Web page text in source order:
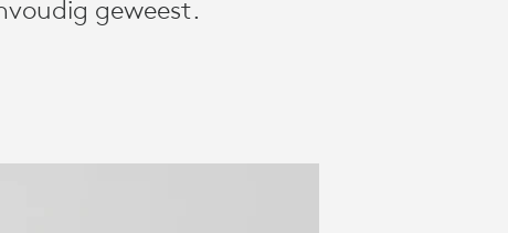
geweest.